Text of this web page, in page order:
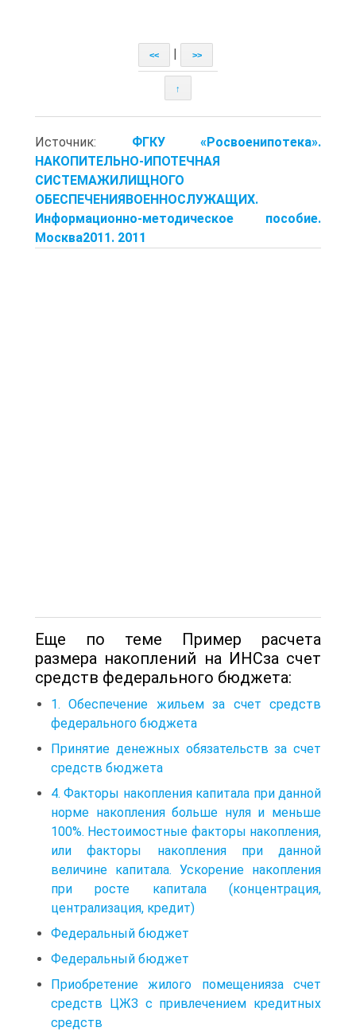
<< >>
↑
Источник: ФГКУ «Росвоенипотека».
НАКОПИТЕЛЬНО-ИПОТЕЧНАЯ
СИСТЕМАЖИЛИЩНОГО
ОБЕСПЕЧЕНИЯВОЕННОСЛУЖАЩИХ.
Информационно-методическое пособие.
Москва2011. 2011
Еще по теме Пример расчета
размера накоплений на ИНСза счет
средств федерального бюджета:
1. Обеспечение жильем за счет средств
федерального бюджета
Принятие денежных обязательств за счет
средств бюджета
4. Факторы накопления капитала при данной
норме накопления больше нуля и меньше
100%. Нестоимостные факторы накопления,
или факторы накопления при данной
величине капитала. Ускорение накопления
при росте капитала (концентрация,
централизация, кредит)
Федеральный бюджет
Федеральный бюджет
Приобретение жилого помещенияза счет
средств ЦЖЗ с привлечением кредитных
средств